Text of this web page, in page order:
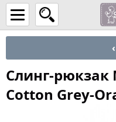
Слинг-рюкзак
Cotton Grey-